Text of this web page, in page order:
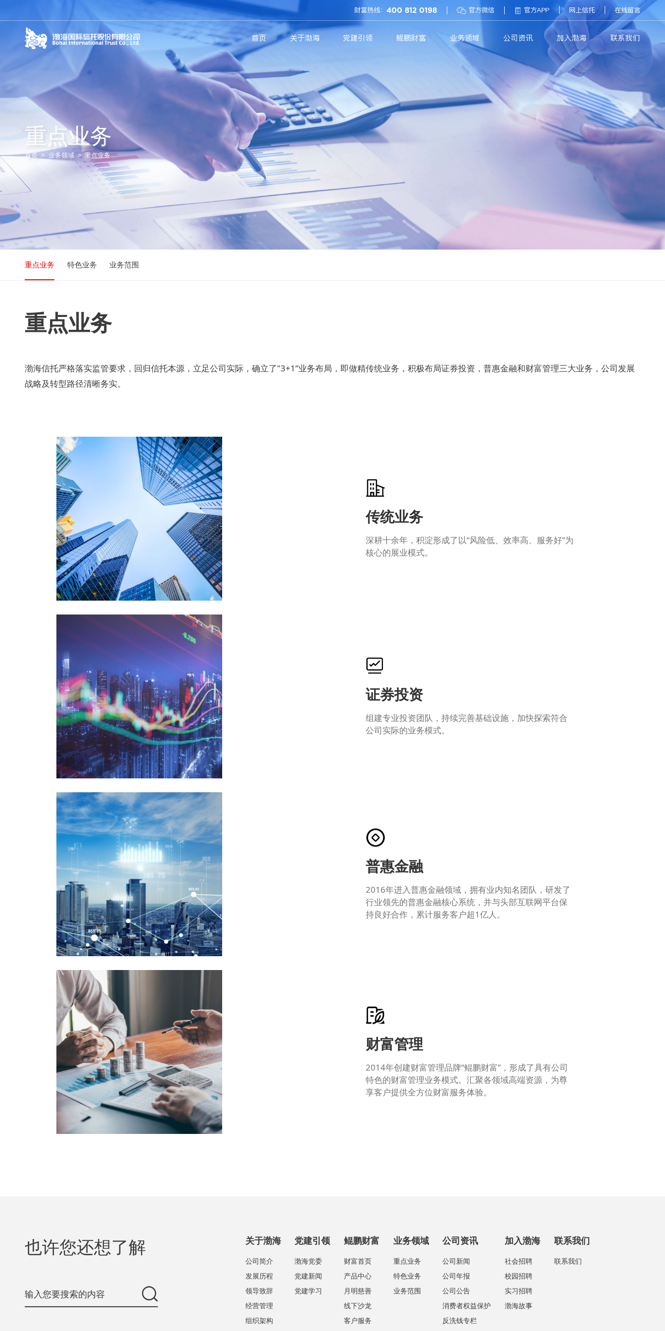
财富热线：400 812 0198 官方微信 官方APP 网上信托 在线留言
首页 关于渤海 党建引领 鲲鹏财富 业务领域 公司资讯 加入渤海 联系我们
重点业务
首页 > 业务领域 > 重点业务
重点业务 特色业务 业务范围
重点业务
渤海信托严格落实监管要求，回归信托本源，立足公司实际，确立了"3+1”业务布局，即做精传统业务，积极布局证券投资，普惠金融和财富管理三大业务，公司发展
战略及转型路径清晰务实。
传统业务
深耕十余年，积淀形成了以“风险低、效率高、服务好”为
核心的展业模式。
证券投资
组建专业投资团队，持续完善基础设施，加快探索符合
公司实际的业务模式。
普惠金融
2016年进入普惠金融领域，拥有业内知名团队，研发了
行业领先的普惠金融核心系统，并与头部互联网平台保
持良好合作，累计服务客户超1亿人。
财富管理
2014年创建财富管理品牌“鲲鹏财富”，形成了具有公司
特色的财富管理业务模式。汇聚各领域高端资源，为尊
享客户提供全方位财富服务体验。
也许您还想了解 关于渤海
公司简介
发展历程
领导致辞
经营管理
组织架构
党建引领
渤海党委
党建新闻
党建学习
鲲鹏财富
财富首页
产品中心
月明慈善
线下沙龙
客户服务
业务领域
重点业务
特色业务
业务范围
公司资讯
公司新闻
公司年报
公司公告
消费者权益保护
反洗钱专栏
加入渤海
社会招聘
校园招聘
实习招聘
渤海故事
联系我们
联系我们